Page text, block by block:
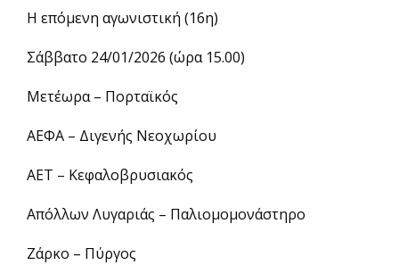
Η επόμενη αγωνιστική (16η)
Σάββατο 24/01/2026 (ώρα 15.00)
Μετέωρα – Πορταϊκός
ΑΕΦΑ – Διγενής Νεοχωρίου
ΑΕΤ – Κεφαλοβρυσιακός
Απόλλων Λυγαριάς – Παλιομομονάστηρο
Ζάρκο – Πύργος